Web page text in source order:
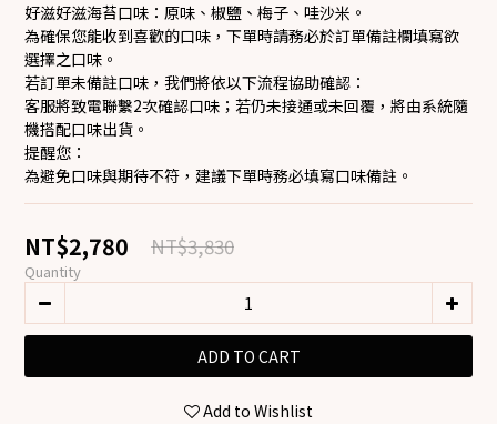
好滋好滋海苔口味：原味、椒鹽、梅子、哇沙米。
為確保您能收到喜歡的口味，下單時請務必於訂單備註欄填寫欲
選擇之口味。
若訂單未備註口味，我們將依以下流程協助確認：
客服將致電聯繫2次確認口味；若仍未接通或未回覆，將由系統隨
機搭配口味出貨。
提醒您：
為避免口味與期待不符，建議下單時務必填寫口味備註。
NT$2,780 NT$3,830
Quantity
ADD TO CART
Add to Wishlist